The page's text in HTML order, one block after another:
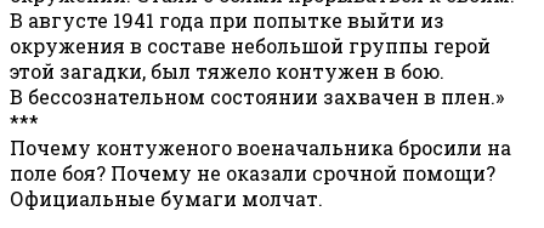
В августе 1941 года при попытке выйти из
окружения в составе небольшой группы герой
этой загадки, был тяжело контужен в бою.
В бессознательном состоянии захвачен в плен.»
***
Почему контуженого военачальника бросили на
поле боя? Почему не оказали срочной помощи?
Официальные бумаги молчат.